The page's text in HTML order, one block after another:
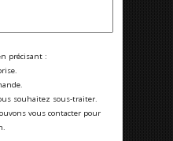
précisant :
souhaitez sous-traiter.
vous contacter pour